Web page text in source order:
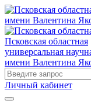
Псковская областная
универсальная
имени Валентина
Личный кабинет